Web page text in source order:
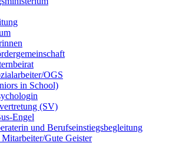
OGS
in School)
(SV)
Engel
und Berufseinstiegsbegleitung
Mitarbeiter/Gute Geister